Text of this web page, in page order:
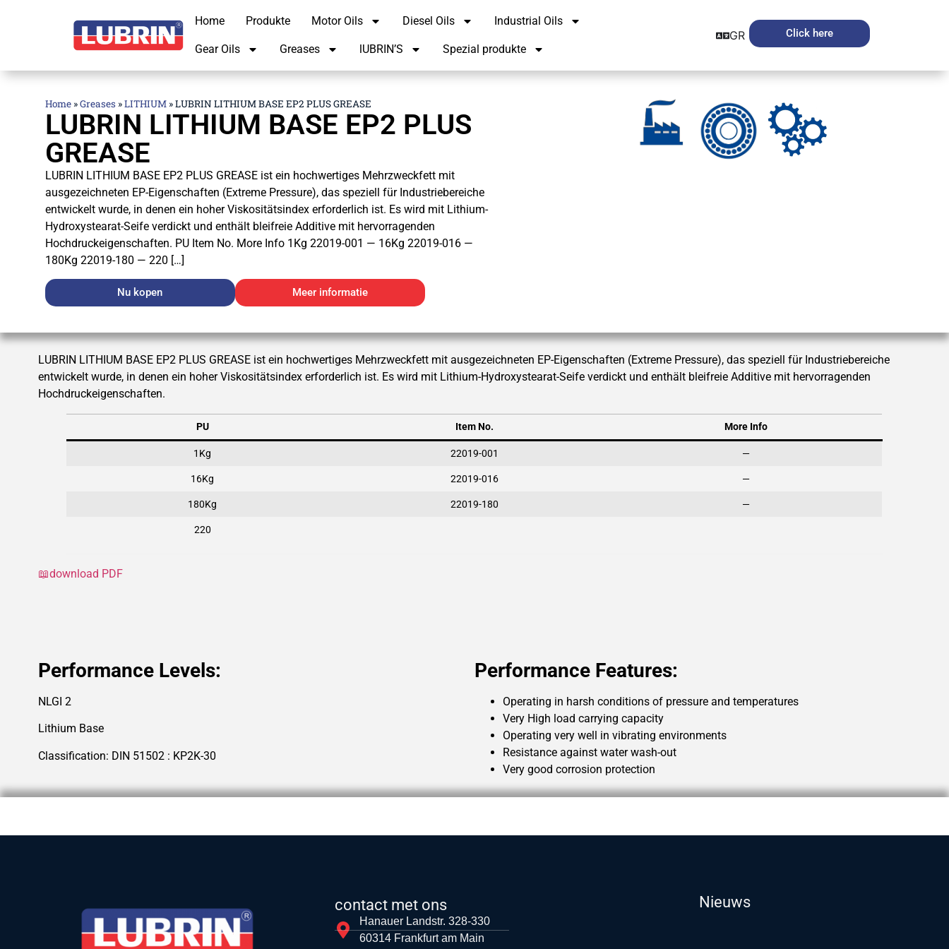
Home Produkte Motor Oils Diesel Oils Industrial Oils
Gear Oils Greases lUBRIN’S Spezial produkte
Click here
GR
Home»Greases »LITHIUM»LUBRIN LITHIUM BASE EP2 PLUS GREASE
LUBRIN LITHIUM BASE EP2 PLUS
GREASE
LUBRIN LITHIUM BASE EP2 PLUS GREASE ist ein hochwertiges Mehrzweckfett mit
ausgezeichneten EP-Eigenschaften (Extreme Pressure), das speziell für Industriebereiche
entwickelt wurde, in denen ein hoher Viskositätsindex erforderlich ist. Es wird mit Lithium-
Hydroxystearat-Seife verdickt und enthält bleifreie Additive mit hervorragenden
Hochdruckeigenschaften. PU Item No. More Info 1Kg 22019-001 — 16Kg 22019-016 —
180Kg 22019-180 — 220 […]
Nu kopen Meer informatie
LUBRIN LITHIUM BASE EP2 PLUS GREASE ist ein hochwertiges Mehrzweckfett mit ausgezeichneten EP-Eigenschaften (Extreme Pressure), das speziell für Industriebereiche
entwickelt wurde, in denen ein hoher Viskositätsindex erforderlich ist. Es wird mit Lithium-Hydroxystearat-Seife verdickt und enthält bleifreie Additive mit hervorragenden
Hochdruckeigenschaften.
PU Item No. More Info
1Kg 22019-001 —
16Kg 22019-016 —
180Kg 22019-180 —
220
📖download PDF
Performance Levels:
NLGI 2
Lithium Base
Classification: DIN 51502 : KP2K-30
Performance Features:
Operating in harsh conditions of pressure and temperatures
Very High load carrying capacity
Operating very well in vibrating environments
Resistance against water wash-out
Very good corrosion protection
contact met ons
Hanauer Landstr. 328-330
60314 Frankfurt am Main
Nieuws